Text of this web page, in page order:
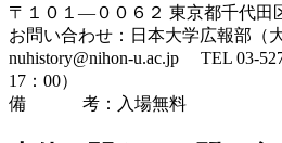
〒１０１―００６２ 東京都千代田
お問い合わせ：日本大学広報部（
nuhistory@nihon-u.ac.jp TEL 03-
17：00）
備 考：入場無料